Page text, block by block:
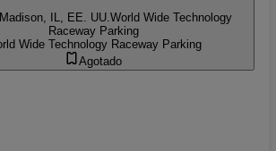
Madison, IL, EE. UU. World Wide Technology
Raceway Parking
Wide Technology Raceway Parking
Agotado